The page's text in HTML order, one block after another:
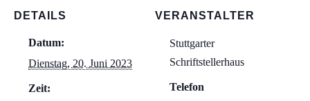
DETAILS
Datum:
Dienstag, 20. Juni 2023
Zeit:
VERANSTALTER
Stuttgarter
Schriftstellerhaus
Telefon